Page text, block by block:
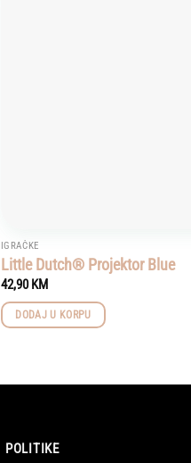
IGRAČKE
Little Dutch® Projektor Blue
42,90KM
DODAJ U KORPU
POLITIKE